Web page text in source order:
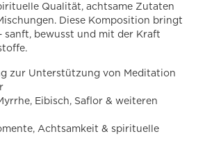
Qualität, achtsame Zutaten
Diese Komposition bringt
sanft, bewusst und mit der Kraft
zur Unterstützung von Meditation
Eibisch, Saflor & weiteren
Achtsamkeit & spirituelle